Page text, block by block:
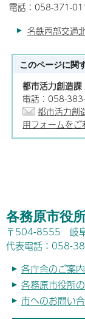
電話：058-371-
名鉄西部交通
このページに関
都市活力創造
電話：058-
都市活力創
用フォームをご
各務原市役
〒504-8555 岐
代表電話：058-
各庁舎のご案内
各務原市役所
市へのお問い